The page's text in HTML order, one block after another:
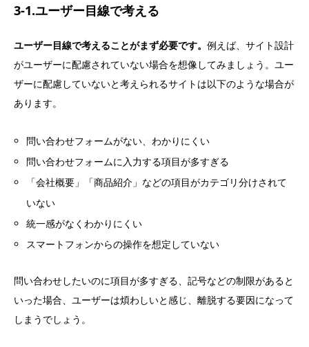
3-1.ユーザー目線で考える
ユーザー目線で考えることがまず必要です。 例えば、サイト設計
がユーザーに配慮されていない場合を想像してみましょう。ユー
ザーに配慮していないと考えられるサイトは以下のような場合が
あります。
問い合わせフォームがない、わかりにくい
問い合わせフォームに入力する項目が多すぎる
「会社概要」「商品紹介」などの項目がカテゴリ分けされて
いない
統一感がなくわかりにくい
スマートフォンからの操作を想定していない
問い合わせしたいのに項目が多すぎる、記号などの制限があると
いった場合、ユーザーは煩わしいと感じ、離脱する要因になって
しまうでしょう。